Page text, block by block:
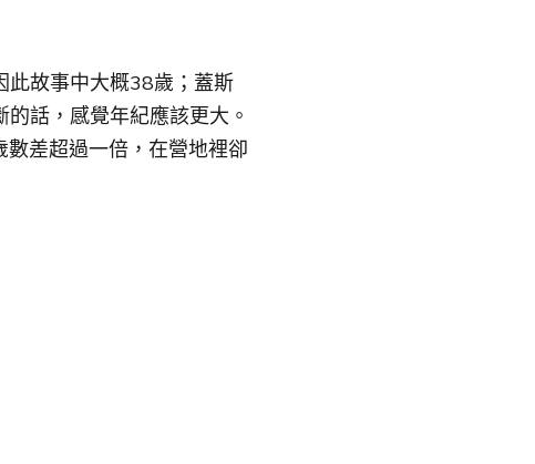
此故事中大概38歲；蓋斯
話，感覺年紀應該更大。
差超過一倍，在營地裡卻